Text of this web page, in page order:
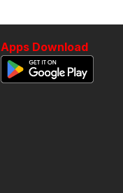
Apps Download